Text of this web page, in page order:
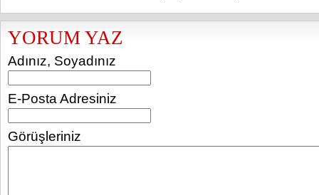
YORUM YAZ
Adınız, Soyadınız
E-Posta Adresiniz
Görüşleriniz